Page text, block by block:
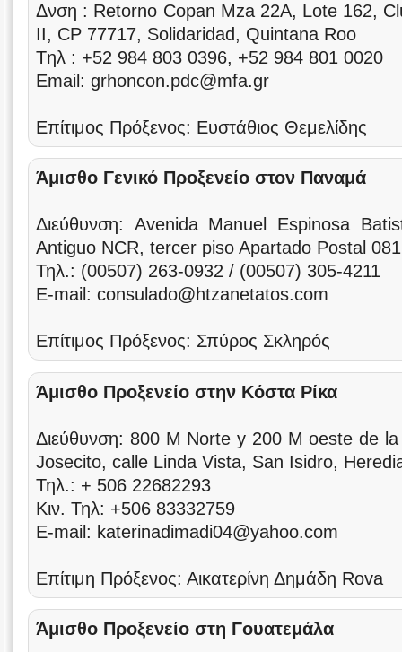
Δνση : Retorno Copan Mza 22A, Lote 162,
II, CP 77717, Solidaridad, Quintana Roo
Tηλ : +52 984 803 0396, +52 984 801 0020
Email: grhoncon.pdc@mfa.gr
Επίτιμος Πρόξενος: Ευστάθιος Θεμελίδης
Άμισθο Γενικό Προξενείο στον Παναμά
Διεύθυνση: Avenida Manuel Espinosa
Antiguo NCR, tercer piso Apartado Postal
Τηλ.: (00507) 263-0932 / (00507) 305-4211
E-mail: consulado@htzanetatos.com
Επίτιμος Πρόξενος: Σπύρος Σκληρός
Άμισθο Προξενείο στην Κόστα Ρίκα
Διεύθυνση: 800 M Norte y 200 M oeste de
Josecito, calle Linda Vista, San Isidro,
Τηλ.: + 506 22682293
Κιν. Τηλ: +506 83332759
E-mail: katerinadimadi04@yahoo.com
Επίτιμη Πρόξενος: Αικατερίνη Δημάδη Rova
Άμισθο Προξενείο στη Γουατεμάλα